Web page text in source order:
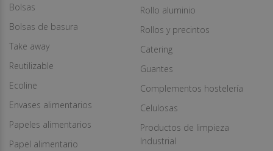
Bolsas
Bolsas de basura
Take away
Reutilizable
Ecoline
Envases alimentarios
Papeles alimentarios
Papel alimentario
Rollo aluminio
Rollos y precintos
Catering
Guantes
Complementos hostelería
Celulosas
Productos de limpieza
Industrial